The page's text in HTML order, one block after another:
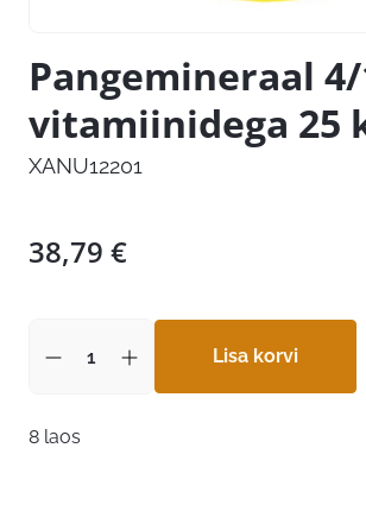
Pangemineraal 4/
vitamiinidega 25
XANU12201
38,79 €
Lisa korvi
8 laos